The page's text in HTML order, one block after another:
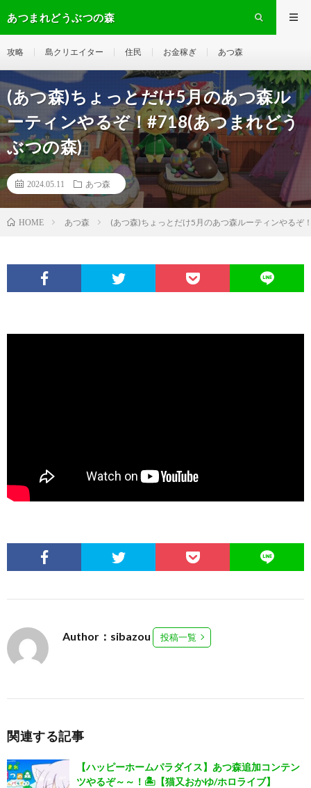
あつまれどうぶつの森
攻略 島クリエイター 住民 お金稼ぎ あつ森
(あつ森)ちょっとだけ5月のあつ森ル
ーティンやるぞ！#718(あつまれどう
ぶつの森)
2024.05.11 あつ森
HOME あつ森 (あつ森)ちょっとだけ5月のあつ森ルーティンやるぞ
Author：sibazou 投稿一覧
関連する記事
【ハッピーホームパラダイス】あつ森追加コンテン
ツやるぞ～～！🏝【猫又おかゆ/ホロライブ】